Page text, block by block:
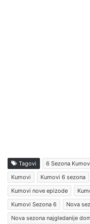
Tagovi 6 Sezona
Kumovi
Kumovi 6 sezona
Kumovi nove epizode
Kumovi Sezona 6
Nova
Nova sezona najgledanije